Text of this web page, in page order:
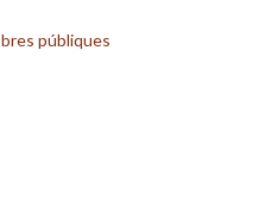
públiques